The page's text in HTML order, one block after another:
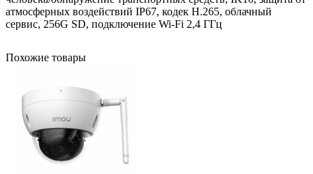
атмосферных воздействий IP67, кодек H.265, облачный
сервис, 256G SD, подключение Wi-Fi 2,4 ГГц
Похожие товары